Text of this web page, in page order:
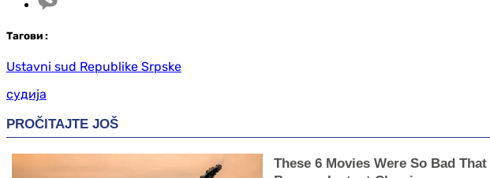
Тагови :
Ustavni sud Republike Srpske
судија